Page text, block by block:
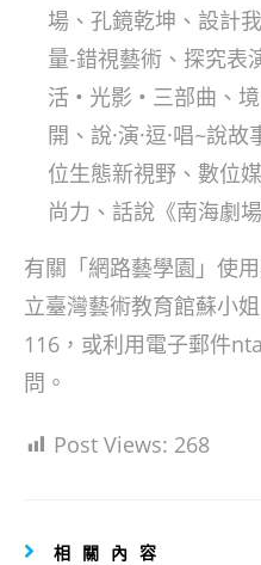
場、孔鏡乾坤、設計
量-錯視藝術、探究表
活 • 光影 • 三部曲、
開、說·演·逗·唱~說
位生態新視野、數位
尚力、話說《南海劇
有關「網路藝學園」使
立臺灣藝術教育館蘇小
116，或利用電子郵件
問。
Post Views: 268
相關內容